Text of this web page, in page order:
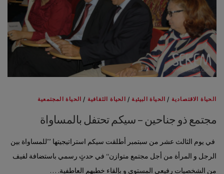
الحياة الاقتصادية / الحياة البيئية / الحياة الثقافية / الحياة المجتمعية
مجتمع ذو جناحين – سيكم تحتفل بالمساواة
في يوم الثالث عشر من سبتمبر أطلقت سيكم استراتيجيتها ’’للمساواة بين
الرجل و المرأة من أجل مجتمع متوازن‘‘ في حدثٍ رسمي باستضافة لفيف
من الشخصيات رفيعي المستوى و بإلقاء خطبهم العاطفية. …